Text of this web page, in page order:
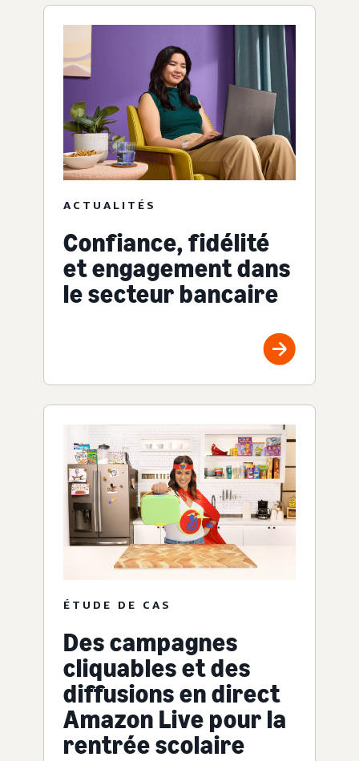
ACTUALITÉS
Confiance, fidélité
et engagement dans
le secteur bancaire
ÉTUDE DE CAS
Des campagnes
cliquables et des
diffusions en direct
Amazon Live pour la
rentrée scolaire